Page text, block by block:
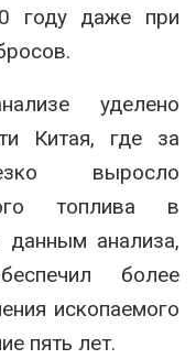
году даже при
уделено
Китая, где за
выросло
топлива в
данным анализа,
более
ископаемого
пять лет.